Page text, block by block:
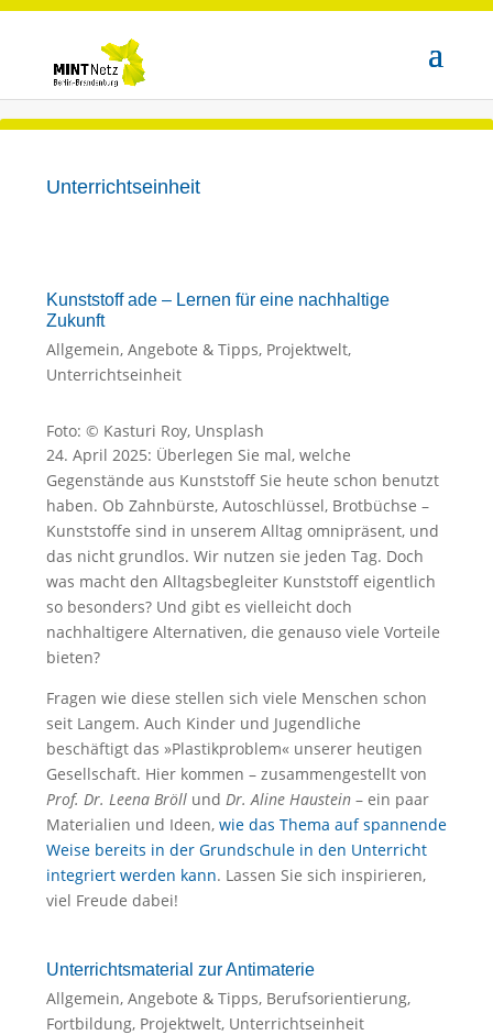
Unterrichtseinheit
Kunststoff ade – Lernen für eine nachhaltige
Zukunft
Allgemein, Angebote & Tipps, Projektwelt,
Unterrichtseinheit
Foto: © Kasturi Roy, Unsplash
24. April 2025: Überlegen Sie mal, welche
Gegenstände aus Kunststoff Sie heute schon benutzt
haben. Ob Zahnbürste, Autoschlüssel, Brotbüchse –
Kunststoffe sind in unserem Alltag omnipräsent, und
das nicht grundlos. Wir nutzen sie jeden Tag. Doch
was macht den Alltagsbegleiter Kunststoff eigentlich
so besonders? Und gibt es vielleicht doch
nachhaltigere Alternativen, die genauso viele Vorteile
bieten?
Fragen wie diese stellen sich viele Menschen schon
seit Langem. Auch Kinder und Jugendliche
beschäftigt das »Plastikproblem« unserer heutigen
Gesellschaft. Hier kommen – zusammengestellt von
Prof. Dr. Leena Bröll und Dr. Aline Haustein – ein paar
Materialien und Ideen, wie das Thema auf spannende
Weise bereits in der Grundschule in den Unterricht
integriert werden kann. Lassen Sie sich inspirieren,
viel Freude dabei!
Unterrichtsmaterial zur Antimaterie
Allgemein, Angebote & Tipps, Berufsorientierung,
Fortbildung, Projektwelt, Unterrichtseinheit